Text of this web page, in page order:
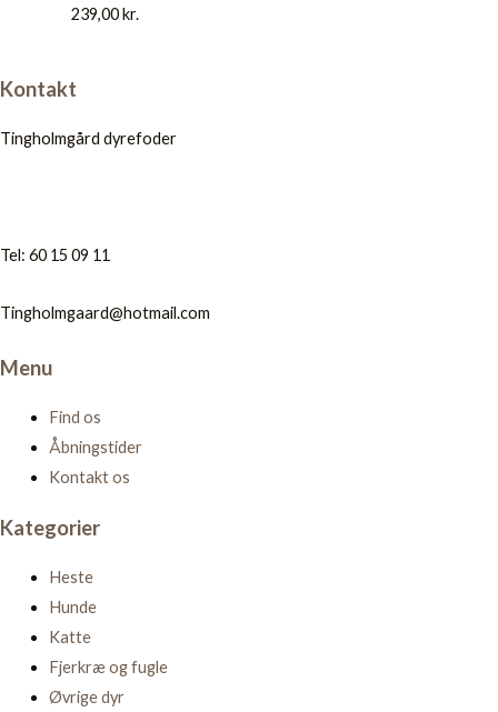
239,00kr.
Kontakt
Tingholmgård dyrefoder
Tel: 60 15 09 11
Tingholmgaard@hotmail.com
Menu
Find os
Åbningstider
Kontakt os
Kategorier
Heste
Hunde
Katte
Fjerkræ og fugle
Øvrige dyr